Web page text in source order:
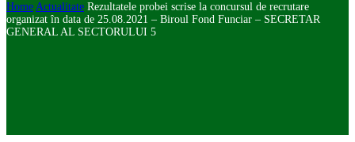
Home Actualitate Rezultatele probei scrise la concursul de recrutare
organizat în data de 25.08.2021 – Biroul Fond Funciar – SECRETAR
GENERAL AL SECTORULUI 5